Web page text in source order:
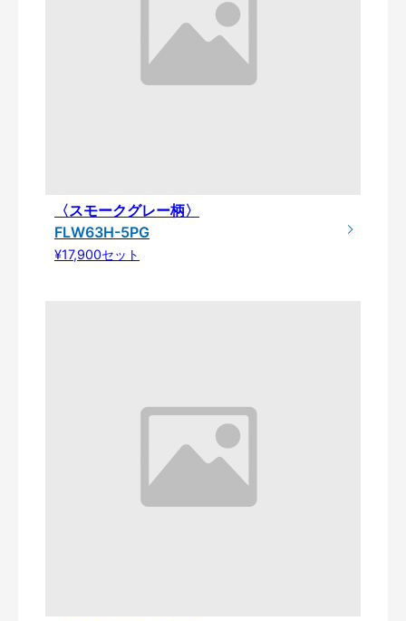
〈スモークグレー柄〉
FLW63H-5PG
¥17,900セット